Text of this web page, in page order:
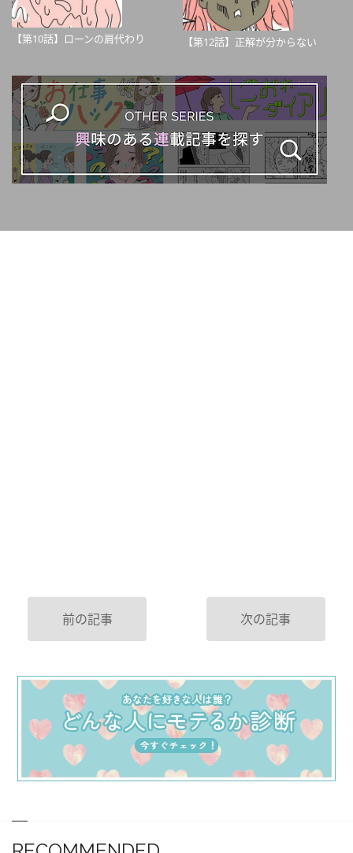
【第10話】ローンの肩代わり 【第12話】正解が分からない
前の記事 次の記事